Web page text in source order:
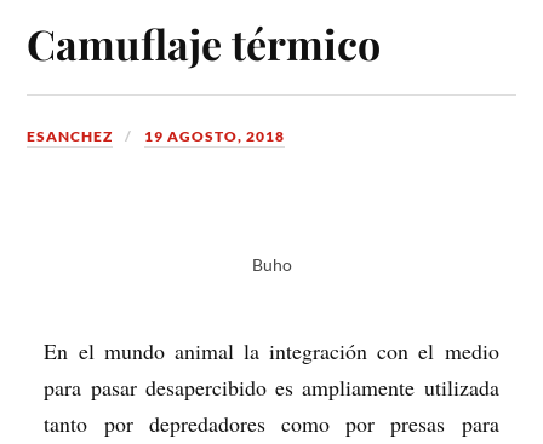
Camuflaje térmico
ESANCHEZ 19 AGOSTO, 2018
Buho
En el mundo animal la integración con el medio
para pasar desapercibido es ampliamente utilizada
tanto por depredadores como por presas para